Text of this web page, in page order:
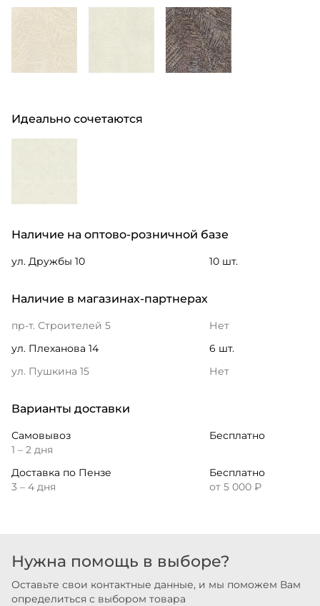
Идеально сочетаются
Наличие на оптово-розничной базе
ул. Дружбы 10 10 шт.
Наличие в магазинах-партнерах
пр-т. Строителей 5
Нет
ул. Плеханова 14
6 шт.
ул. Пушкина 15
Нет
Варианты доставки
Самовывоз
1 – 2 дня
Бесплатно
Доставка по Пензе
3 – 4 дня
Бесплатно
от 5 000 ₽
Нужна помощь в выборе?
Оставьте свои контактные данные, и мы поможем Вам
определиться с выбором товара